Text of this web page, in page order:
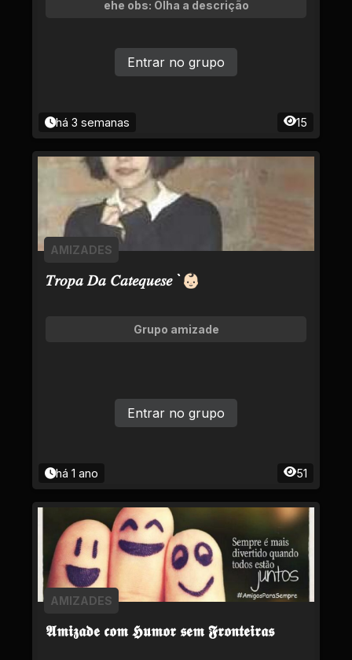
ehe obs: Olha a descrição
há 3 semanas 15
Entrar no grupo
𝑇𝑟𝑜𝑝𝑎 𝐷𝑎 𝐶𝑎𝑡𝑒𝑞𝑢𝑒𝑠𝑒 `👶🏻
AMIZADES
Grupo amizade
há 1 ano 51
Entrar no grupo
𝕬𝖒𝖎𝖟𝖆𝖉𝖊 𝖈𝖔𝖒 𝕳𝖚𝖒𝖔𝖗 𝖘𝖊𝖒 𝕱𝖗𝖔𝖓𝖙𝖊𝖎𝖗𝖆𝖘
AMIZADES